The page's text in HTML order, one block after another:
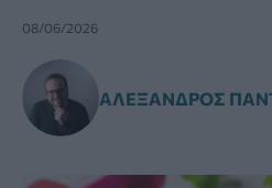
08/06/2026
ΑΛΈΞΑΝΔΡΟΣ